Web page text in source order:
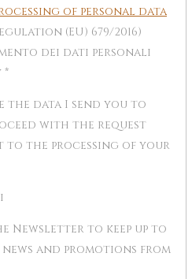
of personal data
(EU) 679/2016)
dei dati personali
*
the data I send you to
with the request
to the processing of your
Newsletter to keep up to
and promotions from